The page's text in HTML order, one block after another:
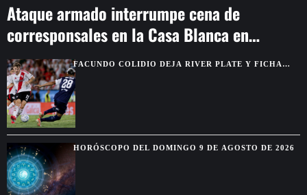
Ataque armado interrumpe cena de
corresponsales en la Casa Blanca en
WashingtonFACUNDO COLIDIO DEJA RIVER PLATE Y FICHA
POR VASCO DA GAMA HASTA 2029
HORÓSCOPO DEL DOMINGO 9 DE AGOSTO DE 2026